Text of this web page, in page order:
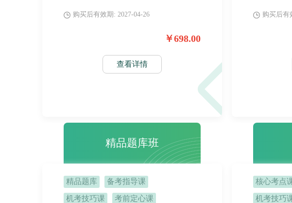
购买后有效期: 2027-04-26
￥698.00
查看详情
购买后有
精品题库班
精品题库 备考指导课
机考技巧课 考前定心课
核心考点
机考技巧